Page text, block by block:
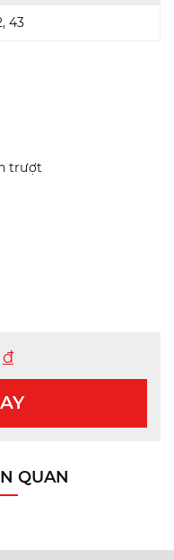
43
trượt
đ
QUAN